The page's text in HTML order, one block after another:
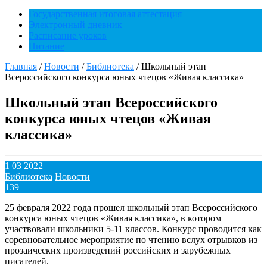
Государственная итоговая аттестация
Электронный дневник
Расписание уроков
Питание
Главная /Новости /Библиотека /Школьный этап
Всероссийского конкурса юных чтецов «Живая классика»
Школьный этап Всероссийского
конкурса юных чтецов «Живая
классика»
1 03 2022
Библиотека Новости
139
25 февраля 2022 года прошел школьный этап Всероссийского
конкурса юных чтецов «Живая классика», в котором
участвовали школьники 5-11 классов. Конкурс проводится как
соревновательное мероприятие по чтению вслух отрывков из
прозаических произведений российских и зарубежных
писателей.